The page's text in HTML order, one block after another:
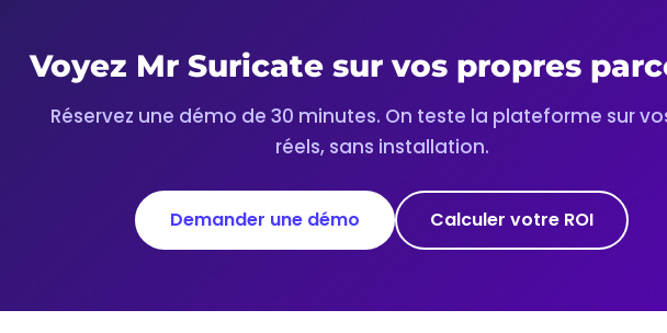
Voyez Mr Suricate sur vos propres
Réservez une démo de 30 minutes. On teste la plateforme sur
réels, sans installation.
Demander une démo Calculer votre ROI